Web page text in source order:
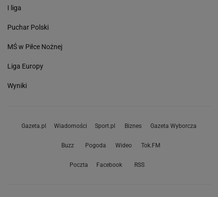
I liga
Puchar Polski
MŚ w Piłce Nożnej
Liga Europy
Wyniki
Gazeta.pl Wiadomości Sport.pl Biznes Gazeta Wyborcza
Buzz Pogoda Wideo Tok.FM
Poczta Facebook RSS